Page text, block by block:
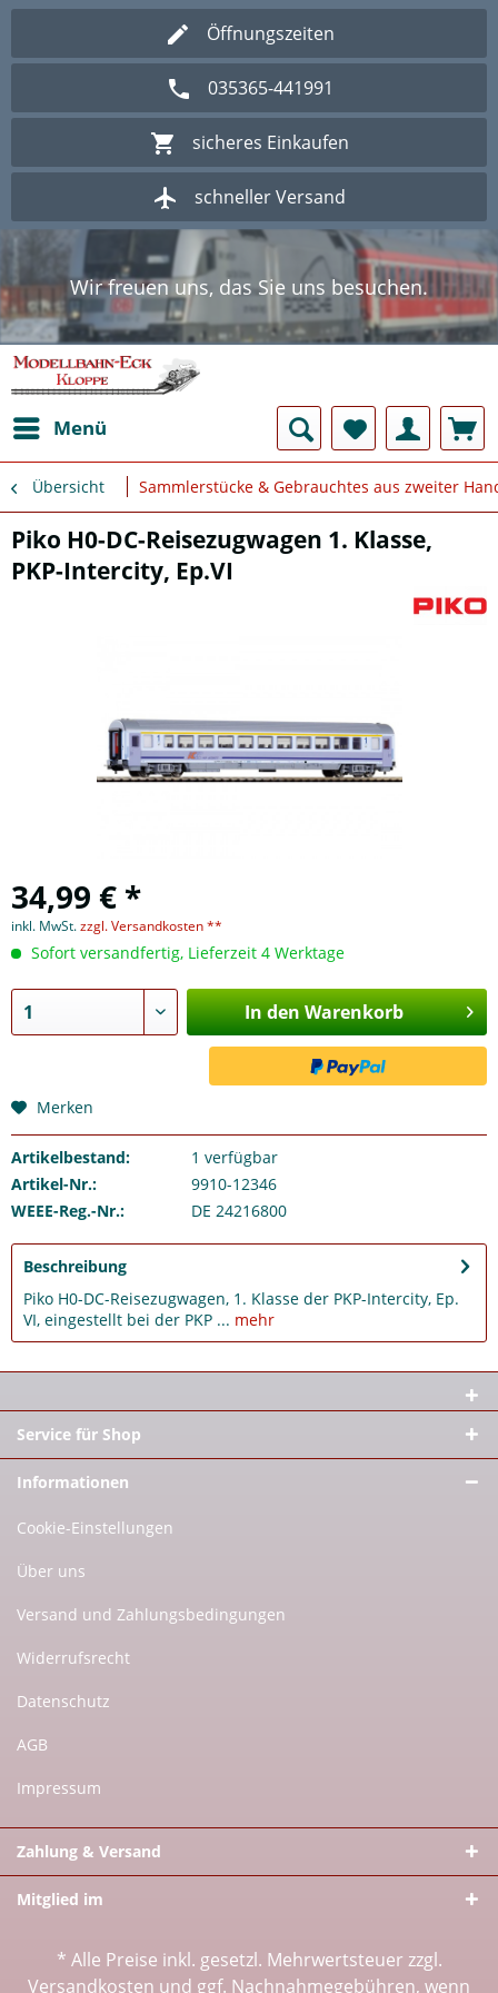
Öffnungszeiten
035365-441991
sicheres Einkaufen
schneller Versand
Wir freuen uns, das Sie uns besuchen.
Herzlich Willkommen im Onlineshop
Modellbahn - Eck Kloppe.
Wir freuen uns, das Sie uns besuchen.
Herzlich Willkommen im Onlineshop
Modellbahn - Eck Kloppe.
Menü
Übersicht Sammlerstücke & Gebrauchtes aus zweiter
Piko H0-DC-Reisezugwagen 1. Klasse,
PKP-Intercity, Ep.VI
34,99 € *
inkl. MwSt.zzgl. Versandkosten **
Sofort versandfertig, Lieferzeit 4 Werktage
In den Warenkorb
Merken
Artikelbestand: 1 verfügbar
Artikel-Nr.:
9910-12346
WEEE-Reg.-Nr.:
DE 24216800
Beschreibung
Piko H0-DC-Reisezugwagen, 1. Klasse der PKP-Intercity, Ep.
VI, eingestellt bei der PKP ... mehr
Service für Shop
Informationen
Cookie-Einstellungen
Über uns
Versand und Zahlungsbedingungen
Widerrufsrecht
Datenschutz
AGB
Impressum
Zahlung & Versand
Mitglied im
* Alle Preise inkl. gesetzl. Mehrwertsteuer zzgl.
Versandkosten und ggf. Nachnahmegebühren, wenn